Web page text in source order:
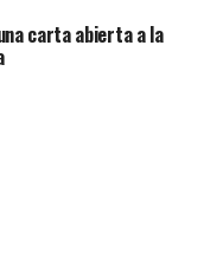
carta abierta a la